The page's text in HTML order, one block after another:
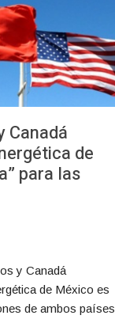
Canadá
de
para las
y Canadá
de México es
de ambos países